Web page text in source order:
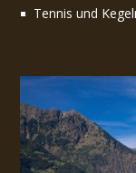
Tennis und